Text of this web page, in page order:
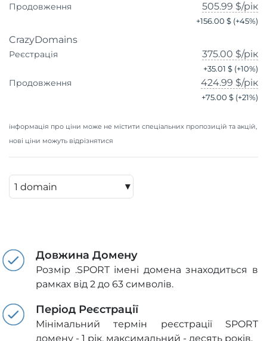
Продовження 505.99 $/рік
+156.00 $ (+45%)
CrazyDomains
Реєстрація 375.00 $/рік
+35.01 $ (+10%)
Продовження 424.99 $/рік
+75.00 $ (+21%)
інформація про ціни може не містити спеціальних пропозицій та акцій,
нові ціни можуть відрізнятися
▾
Довжина Домену
Розмір .SPORT імені домена знаходиться в
рамках від 2 до 63 символів.
Період Реєстрації
Мінімальний термін реєстрації SPORT
домену - 1 рік, максимальний - десять років.